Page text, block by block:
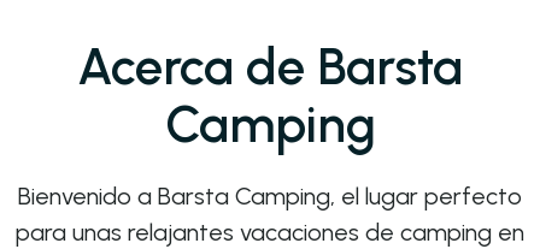
Acerca de Barsta
Camping
Bienvenido a Barsta Camping, el lugar perfecto
para unas relajantes vacaciones de camping en